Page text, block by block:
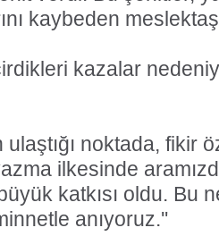
kaybeden
kazalar
noktada, fikir
ilkesinde
katkısı oldu. Bu
anıyoruz.''